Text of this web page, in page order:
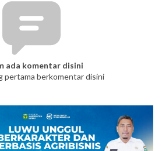
ada komentar disini
pertama berkomentar disini